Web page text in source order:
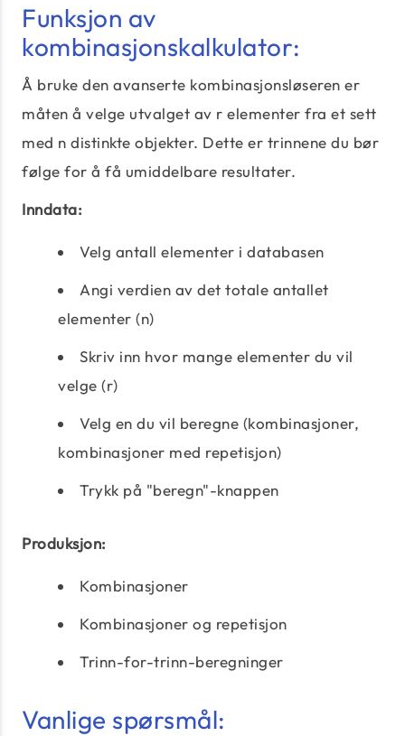
Funksjon av
kombinasjonskalkulator:
Å bruke den avanserte kombinasjonsløseren er
måten å velge utvalget av r elementer fra et sett
med n distinkte objekter. Dette er trinnene du bør
følge for å få umiddelbare resultater.
Inndata:
Velg antall elementer i databasen
Angi verdien av det totale antallet
elementer (n)
Skriv inn hvor mange elementer du vil
velge (r)
Velg en du vil beregne (kombinasjoner,
kombinasjoner med repetisjon)
Trykk på "beregn"-knappen
Produksjon:
Kombinasjoner
Kombinasjoner og repetisjon
Trinn-for-trinn-beregninger
Vanlige spørsmål: